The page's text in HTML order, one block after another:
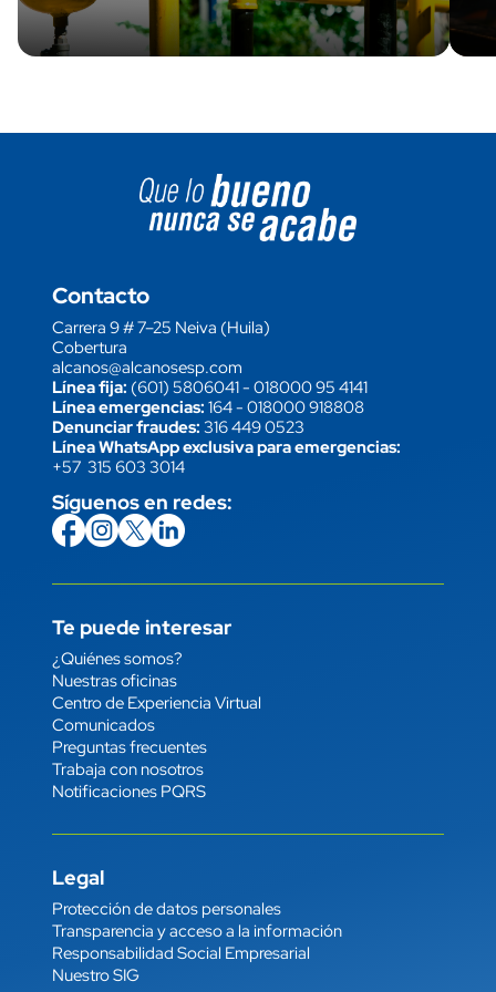
Image block
Contacto
Carrera 9 # 7–25 Neiva (Huila)
Cobertura
alcanos@alcanosesp.com
Línea fija: (601) 5806041-018000 95 4141
Línea emergencias: 164-018000 918808
Denunciar fraudes: 316 449 0523
Línea WhatsApp exclusiva para emergencias:
+57 315 603 3014
Síguenos en redes:
icon
Imagen
link icon
Imagen
link icon
Imagen
link icon
Imagen
link
Te puede interesar
Enlace
¿Quiénes somos?
Nuestras oficinas
Centro de Experiencia Virtual
Comunicados
Preguntas frecuentes
Trabaja con nosotros
Notificaciones PQRS
Legal
Enlace
Protección de datos personales
Transparencia y acceso a la información
Responsabilidad Social Empresarial
Nuestro SIG